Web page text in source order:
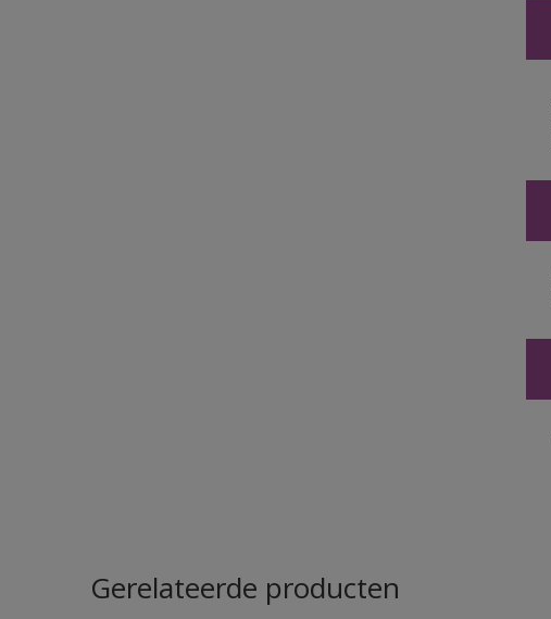
Gerelateerde producten